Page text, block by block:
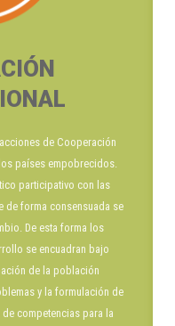
de Cooperación
países empobrecidos.
participativo con las
de forma consensuada se
De esta forma los
se encuadran bajo
de la población
y la formulación de
competencias para la